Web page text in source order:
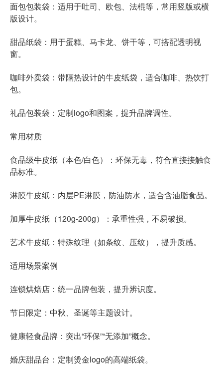
面包包装袋 ：适用于吐司、欧包、法棍等，常用竖版或横
版设计。
甜品纸袋 ：用于蛋糕、马卡龙、饼干等，可搭配透明视
窗。
咖啡外卖袋 ：带隔热设计的牛皮纸袋，适合咖啡、热饮打
包。
礼品包装袋 ：定制logo和图案，提升品牌调性。
常用材质
食品级牛皮纸 （本色/白色）：环保无毒，符合直接接触食
品标准。
淋膜牛皮纸 ：内层PE淋膜，防油防水，适合含油脂食品。
加厚牛皮纸（120g-200g）：承重性强，不易破损。
艺术牛皮纸：特殊纹理（如条纹、压纹），提升质感。
适用场景案例
连锁烘焙店：统一品牌包装，提升辨识度。
节日限定：中秋、圣诞等主题设计。
健康轻食品牌：突出“环保”“无添加”概念。
婚庆甜品台：定制烫金logo的高端纸袋。